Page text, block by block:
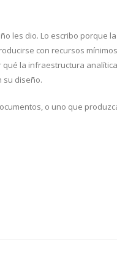
les dio. Lo escribo porque la
con recursos
la infraestructura analítica
su diseño.
o uno que